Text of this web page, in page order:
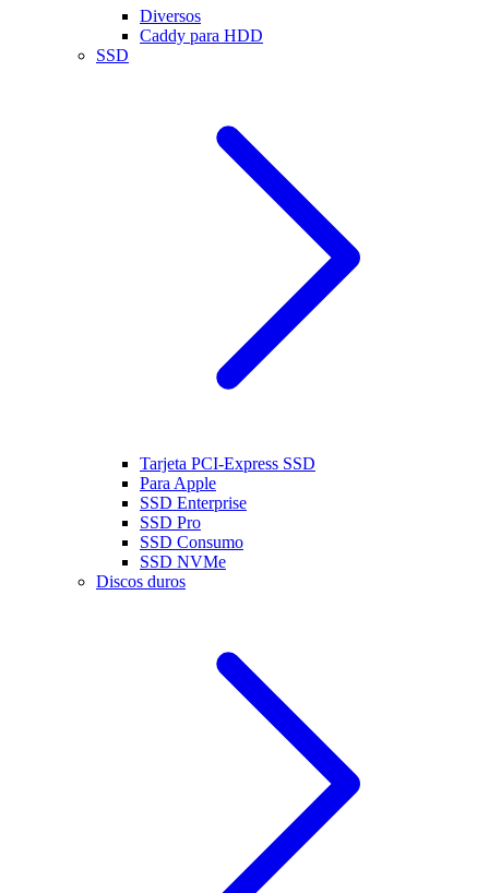
Diversos
Caddy para HDD
SSD
Tarjeta PCI-Express SSD
Para Apple
SSD Enterprise
SSD Pro
SSD Consumo
SSD NVMe
Discos duros